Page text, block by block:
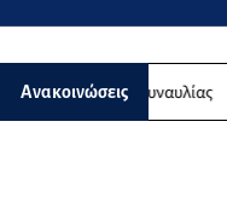
Ανακοινώσεις
της ετήσιας συναυλίας